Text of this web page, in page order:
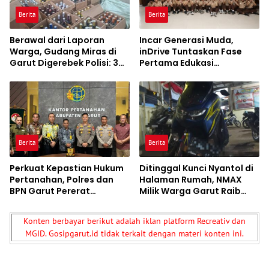
Berita
Berawal dari Laporan
Warga, Gudang Miras di
Garut Digerebek Polisi: 308
Ditangkap
Berita
Incar Generasi Muda,
inDrive Tuntaskan Fase
Pertama Edukasi
di Jabar
Berita
Perkuat Kepastian Hukum
Pertanahan, Polres dan
BPN Garut Pererat
Berita
Ditinggal Kunci Nyantol di
Halaman Rumah, NMAX
Milik Warga Garut Raib
Cianjur
Konten berbayar berikut adalah iklan platform Recreativ dan
MGID. Gosipgarut.id tidak terkait dengan materi konten ini.